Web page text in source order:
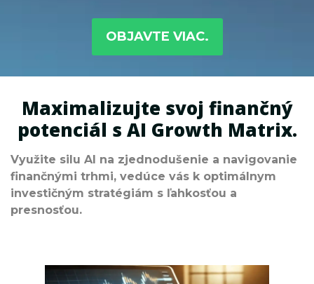
OBJAVTE VIAC.
Maximalizujte svoj finančný
potenciál s AI Growth Matrix.
Využite silu AI na zjednodušenie a navigovanie
finančnými trhmi, vedúce vás k optimálnym
investičným stratégiám s ľahkosťou a
presnosťou.